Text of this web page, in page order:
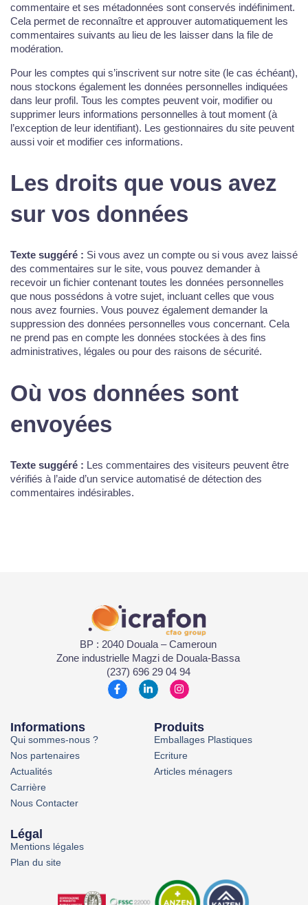
commentaire et ses métadonnées sont conservés indéfiniment.
Cela permet de reconnaître et approuver automatiquement les
commentaires suivants au lieu de les laisser dans la file de
modération.
Pour les comptes qui s’inscrivent sur notre site (le cas échéant),
nous stockons également les données personnelles indiquées
dans leur profil. Tous les comptes peuvent voir, modifier ou
supprimer leurs informations personnelles à tout moment (à
l’exception de leur identifiant). Les gestionnaires du site peuvent
aussi voir et modifier ces informations.
Les droits que vous avez
sur vos données
Texte suggéré : Si vous avez un compte ou si vous avez laissé
des commentaires sur le site, vous pouvez demander à
recevoir un fichier contenant toutes les données personnelles
que nous possédons à votre sujet, incluant celles que vous
nous avez fournies. Vous pouvez également demander la
suppression des données personnelles vous concernant. Cela
ne prend pas en compte les données stockées à des fins
administratives, légales ou pour des raisons de sécurité.
Où vos données sont
envoyées
Texte suggéré : Les commentaires des visiteurs peuvent être
vérifiés à l’aide d’un service automatisé de détection des
commentaires indésirables.
BP : 2040 Douala – Cameroun
Zone industrielle Magzi de Douala-Bassa
(237) 696 29 04 94
Informations
Qui sommes-nous ?
Nos partenaires
Actualités
Carrière
Nous Contacter
Produits
Emballages Plastiques
Ecriture
Articles ménagers
Légal
Mentions légales
Plan du site